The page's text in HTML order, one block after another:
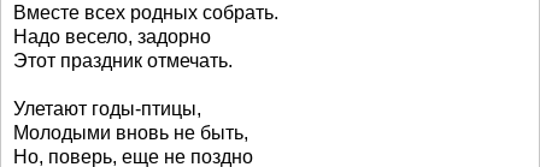
Вместе всех родных собрать.
Надо весело, задорно
Этот праздник отмечать.
Улетают годы-птицы,
Молодыми вновь не быть,
Но, поверь, еще не поздно